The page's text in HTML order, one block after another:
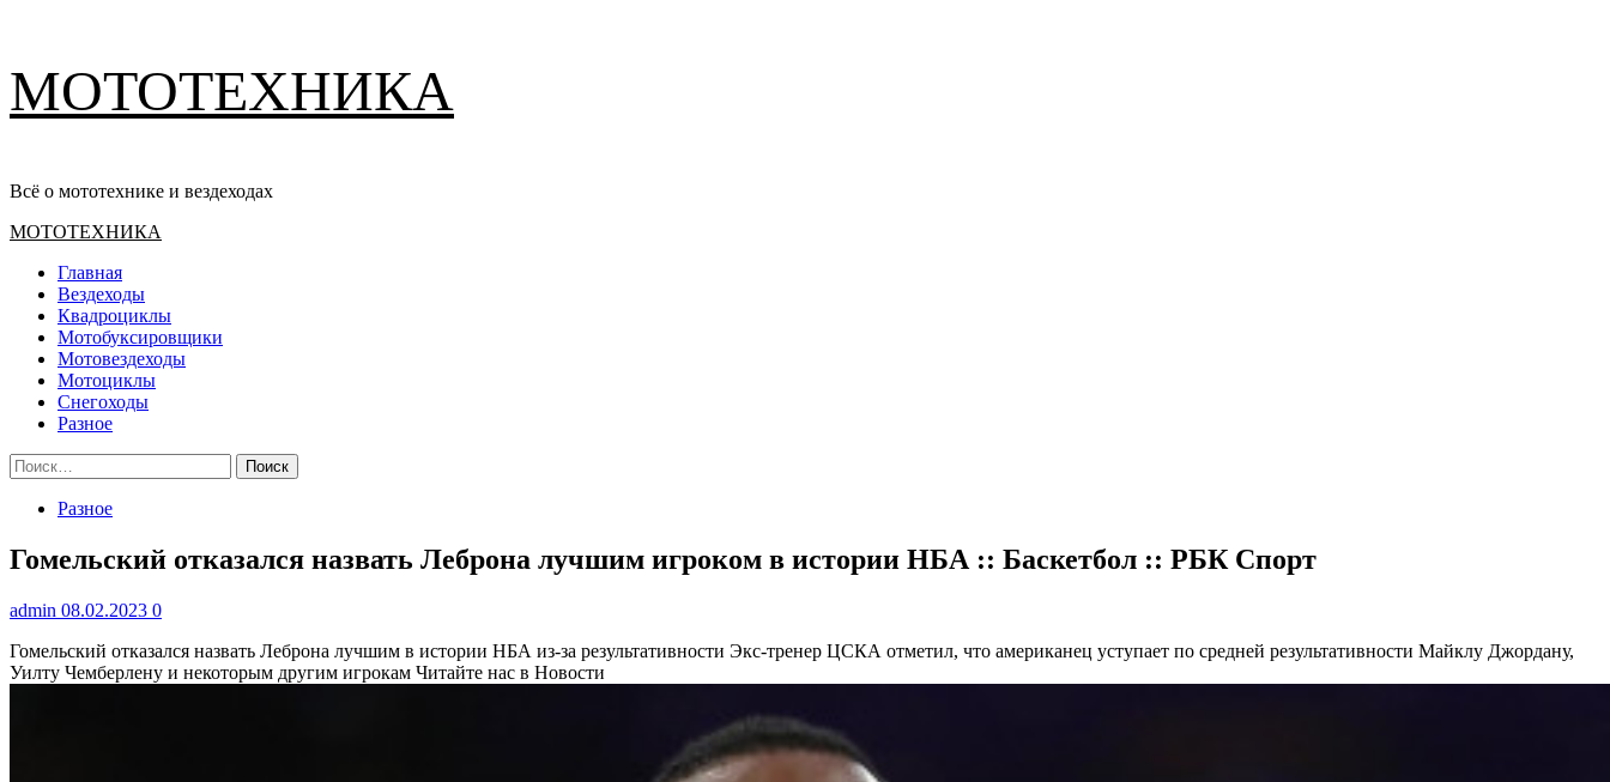
содержимому
МОТОТЕХНИКА
Всё о мототехнике и вездеходах
Основное
МОТОТЕХНИКА
Главная
Вездеходы
Квадроциклы
Мотобуксировщики
Мотовездеходы
Мотоциклы
Снегоходы
Разное
Найти:
Разное
Гомельский отказался назвать Леброна лучшим игроком в истории НБА :: Баскетбол :: РБК Спорт
admin 08.02.2023 0
Гомельский отказался назвать Леброна лучшим в истории НБА из-за результативности Экс-тренер ЦСКА отметил, что американец уступает по средней результативности Майклу Джордану,
Уилту Чемберлену и некоторым другим игрокам Читайте нас в Новости